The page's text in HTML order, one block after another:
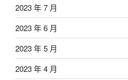
2023 年 7 月
2023 年 6 月
2023 年 5 月
2023 年 4 月